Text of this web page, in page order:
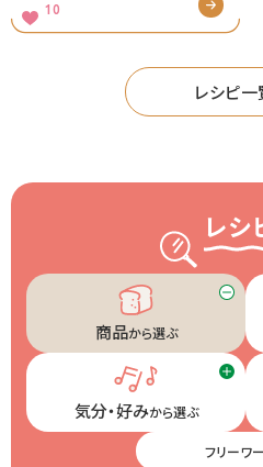
10
レシピ一
レ
商品から選ぶ
気分・好みから選ぶ
フリーワ